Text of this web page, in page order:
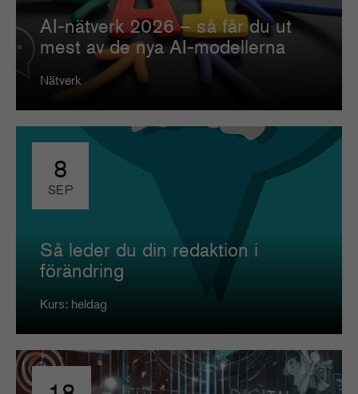
AI-nätverk 2026 – så får du ut
mest av de nya AI-modellerna
Nätverk
8
SEP
Så leder du din redaktion i
förändring
Kurs: heldag